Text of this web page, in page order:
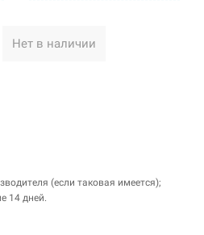
Нет в наличии
(если таковая имеется);
14 дней.